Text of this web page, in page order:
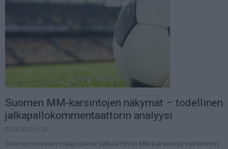
Suomen MM-karsintojen näkymät – todellinen
jalkapallokommentaattorin analyysi
22.09.2025 11:20
Suomen miesten maajoukkue jatkaa FIFA:n MM-karsintoja vaihtelevin